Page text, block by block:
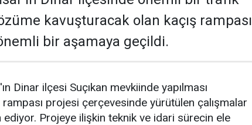
kavuşturacak olan kaçış rampası
bir aşamaya geçildi.
Dinar ilçesi Suçıkan mevkiinde yapılması
rampası projesi çerçevesinde yürütülen çalışmalar
ediyor. Projeye ilişkin teknik ve idari sürecin ele